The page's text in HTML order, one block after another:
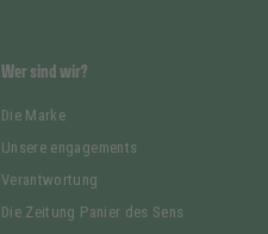
Wer sind wir?
Die Marke
Unsere engagements
Verantwortung
Die Zeitung Panier des Sens